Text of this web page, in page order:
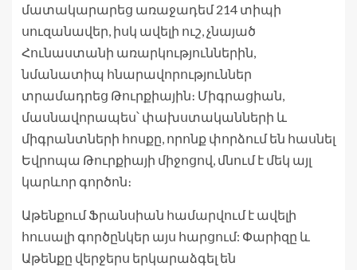
մատակարարեց առաջադեմ 214 տիպի
սուզանավեր, իսկ ավելի ուշ, չնայած
Հունաստանի առարկություններին,
նմանատիպ հնարավորություններ
տրամադրեց Թուրքիային։ Միգրացիան,
մասնավորապես՝ փախստականների և
միգրանտների հոսքը, որոնք փորձում են հասնել
Եվրոպա Թուրքիայի միջոցով, մնում է մեկ այլ
կարևոր գործոն։
Աթենքում Ֆրանսիան համարվում է ավելի
հուսալի գործընկեր այս հարցում: Փարիզը և
Աթենքը վերջերս երկարաձգել են